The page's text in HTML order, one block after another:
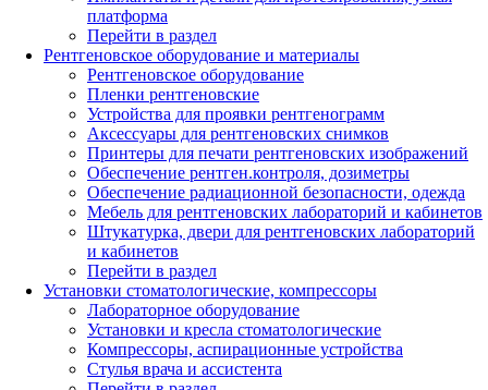
платформа
Перейти в раздел
Рентгеновское оборудование и материалы
Рентгеновское оборудование
Пленки рентгеновские
Устройства для проявки рентгенограмм
Аксессуары для рентгеновских снимков
Принтеры для печати рентгеновских изображений
Обеспечение рентген.контроля, дозиметры
Обеспечение радиационной безопасности, одежда
Мебель для рентгеновских лабораторий и кабинетов
Штукатурка, двери для рентгеновских лабораторий
и кабинетов
Перейти в раздел
Установки стоматологические, компрессоры
Лабораторное оборудование
Установки и кресла стоматологические
Компрессоры, аспирационные устройства
Стулья врача и ассистента